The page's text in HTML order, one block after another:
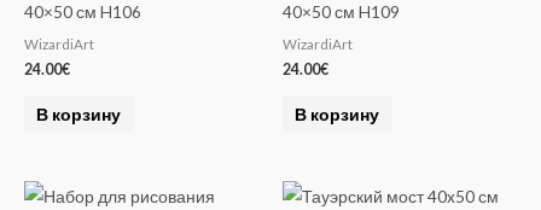
40×50 см H106
WizardiArt
24.00€
В корзину
40×50 см H109
WizardiArt
24.00€
В корзину